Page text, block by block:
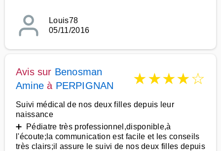
Louis78
05/11/2016
Avis sur Benosman
Amine à PERPIGNAN ★★★★☆
Suivi médical de nos deux filles depuis leur
naissance
➕ Pédiatre très professionnel,disponible,à
l'écoute;la communication est facile et les conseils
très clairs;il assure le suivi de nos deux filles depuis